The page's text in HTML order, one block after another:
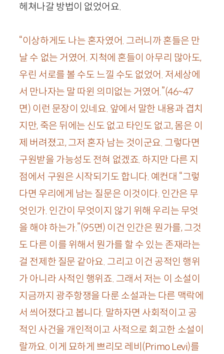
헤쳐나갈 방법이 없었어요.
“이상하게도 나는 혼자였어. 그러니까 혼들은 만
날 수 없는 거였어. 지척에 혼들이 아무리 많아도,
우린 서로를 볼 수도 느낄 수도 없었어. 저세상에
서 만나자는 말 따윈 의미없는 거였어.”(46~47
면) 이런 문장이 있네요. 앞에서 말한 내용과 겹치
지만, 죽은 뒤에는 신도 없고 타인도 없고, 몸은 이
제 버려졌고, 그저 혼자 남는 것이군요. 그렇다면
구원받을 가능성도 전혀 없겠죠. 하지만 다른 지
점에서 구원은 시작되기도 합니다. 예컨대 “그렇
다면 우리에게 남는 질문은 이것이다. 인간은 무
엇인가. 인간이 무엇이지 않기 위해 우리는 무엇
을 해야 하는가.”(95면) 이건 인간은 뭔가를, 그것
도 다른 이를 위해서 뭔가를 할 수 있는 존재라는
걸 전제한 질문 같아요. 그리고 이건 공적인 행위
가 아니라 사적인 행위죠. 그래서 저는 이 소설이
지금까지 광주항쟁을 다룬 소설과는 다른 맥락에
서 씌어졌다고 봅니다. 말하자면 사회적이고 공
적인 사건을 개인적이고 사적으로 회고한 소설이
랄까요. 이게 묘하게 쁘리모 레비(Primo Levi)를